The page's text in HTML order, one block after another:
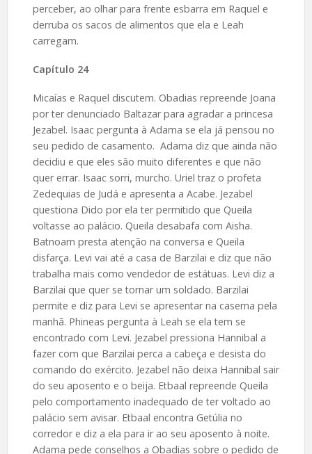
perceber, ao olhar para frente esbarra em Raquel e
derruba os sacos de alimentos que ela e Leah
carregam.
Capítulo 24
Micaías e Raquel discutem. Obadias repreende Joana
por ter denunciado Baltazar para agradar a princesa
Jezabel. Isaac pergunta à Adama se ela já pensou no
seu pedido de casamento. Adama diz que ainda não
decidiu e que eles são muito diferentes e que não
quer errar. Isaac sorri, murcho. Uriel traz o profeta
Zedequias de Judá e apresenta a Acabe. Jezabel
questiona Dido por ela ter permitido que Queila
voltasse ao palácio. Queila desabafa com Aisha.
Batnoam presta atenção na conversa e Queila
disfarça. Levi vai até a casa de Barzilai e diz que não
trabalha mais como vendedor de estátuas. Levi diz a
Barzilai que quer se tornar um soldado. Barzilai
permite e diz para Levi se apresentar na caserna pela
manhã. Phineas pergunta à Leah se ela tem se
encontrado com Levi. Jezabel pressiona Hannibal a
fazer com que Barzilai perca a cabeça e desista do
comando do exército. Jezabel não deixa Hannibal sair
do seu aposento e o beija. Etbaal repreende Queila
pelo comportamento inadequado de ter voltado ao
palácio sem avisar. Etbaal encontra Getúlia no
corredor e diz a ela para ir ao seu aposento à noite.
Adama pede conselhos a Obadias sobre o pedido de